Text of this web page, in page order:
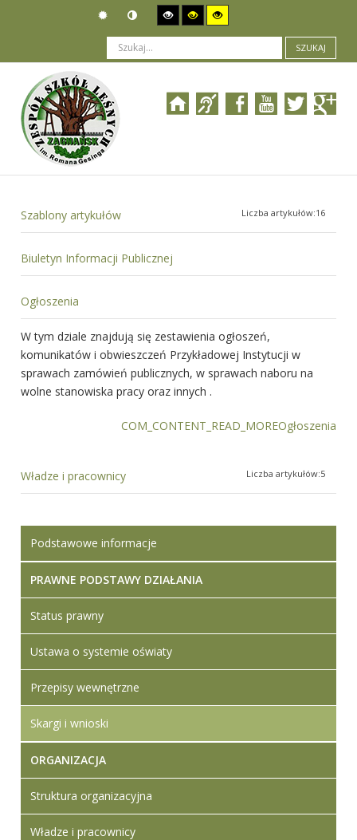
SZUKAJ
Jesteś tutaj: Prawne podstawy działania
Skargi i wnioski
Szablony artykułów Liczba artykułów:16
Biuletyn Informacji Publicznej
Ogłoszenia
W tym dziale znajdują się zestawienia ogłoszeń,
komunikatów i obwieszczeń Przykładowej Instytucji w
sprawach zamówień publicznych, w sprawach naboru na
wolne stanowiska pracy oraz innych .
COM_CONTENT_READ_MOREOgłoszenia
Władze i pracownicy Liczba artykułów:5
Podstawowe informacje
PRAWNE PODSTAWY DZIAŁANIA
Status prawny
Ustawa o systemie oświaty
Przepisy wewnętrzne
Skargi i wnioski
ORGANIZACJA
Struktura organizacyjna
Władze i pracownicy